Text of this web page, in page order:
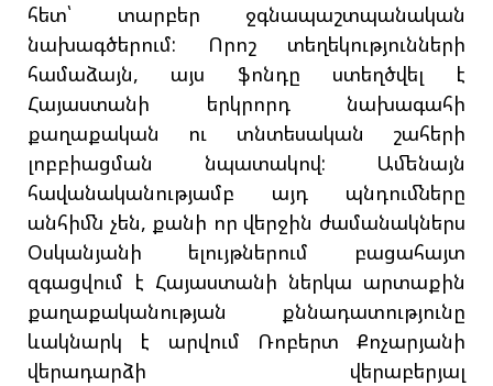
հետ՝ տարբեր ջգնապաշտպանական
նախագծերում: Որոշ տեղեկությունների
համաձայն, այս ֆոնդը ստեղծվել է
Հայաստանի երկրորդ նախագահի
քաղաքական ու տնտեսական շահերի
լոբբիացման նպատակով: Ամենայն
հավանականությամբ այդ պնդումները
անհիմն չեն, քանի որ վերջին ժամանակներս
Օսկանյանի ելույթներում բացահայտ
զգացվում է Հայաստանի ներկա արտաքին
քաղաքականության քննադատությունը
ևակնարկ է արվում Ռոբերտ Քոչարյանի
վերադարձի վերաբերյալ